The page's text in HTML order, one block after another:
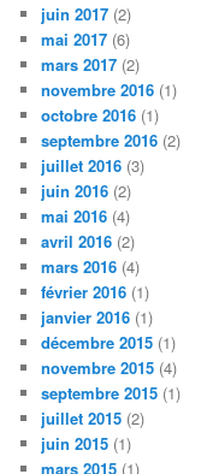
juin 2017 (2)
mai 2017 (6)
mars 2017 (2)
novembre 2016 (1)
octobre 2016 (1)
septembre 2016 (2)
juillet 2016 (3)
juin 2016 (2)
mai 2016 (4)
avril 2016 (2)
mars 2016 (4)
février 2016 (1)
janvier 2016 (1)
décembre 2015 (1)
novembre 2015 (4)
septembre 2015 (1)
juillet 2015 (2)
juin 2015 (1)
mars 2015 (1)